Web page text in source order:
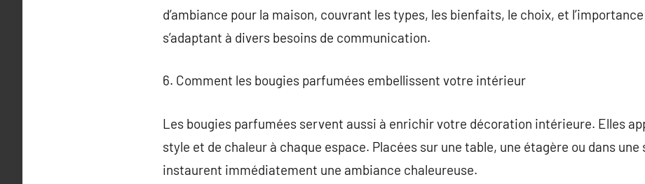
d’ambiance pour la maison, couvrant les types, les bienfaits, le choix, et
s’adaptant à divers besoins de communication.
6. Comment les bougies parfumées embellissent votre intérieur
Les bougies parfumées servent aussi à enrichir votre décoration intérieure. Elles
style et de chaleur à chaque espace. Placées sur une table, une étagère ou dans une
instaurent immédiatement une ambiance chaleureuse.